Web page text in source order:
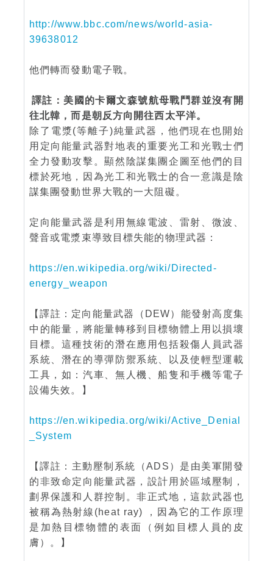
http://www.bbc.com/news/world-asia-
39638012
他們轉而發動電子戰。
譯註：美國的卡爾文森號航母戰鬥群並沒有開
往北韓，而是朝反方向開往西太平洋。
除了電漿(等離子)純量武器，他們現在也開始
用定向能量武器對地表的重要光工和光戰士們
全力發動攻擊。顯然陰謀集團企圖至他們的目
標於死地，因為光工和光戰士的合一意識是陰
謀集團發動世界大戰的一大阻礙。
定向能量武器是利用無線電波、雷射、微波、
聲音或電漿束導致目標失能的物理武器：
https://en.wikipedia.org/wiki/Directed-
energy_weapon
【譯註：定向能量武器（DEW）能發射高度集
中的能量，將能量轉移到目標物體上用以損壞
目標。這種技術的潛在應用包括殺傷人員武器
系統、潛在的導彈防禦系統、以及使輕型運載
工具，如：汽車、無人機、船隻和手機等電子
設備失效。】
https://en.wikipedia.org/wiki/Active_Denial
_System
【譯註：主動壓制系統（ADS）是由美軍開發
的非致命定向能量武器，設計用於區域壓制，
劃界保護和人群控制。非正式地，這款武器也
被稱為熱射線(heat ray) ，因為它的工作原理
是加熱目標物體的表面（例如目標人員的皮
膚）。】